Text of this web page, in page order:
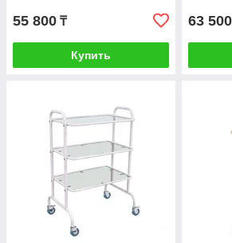
55 800 ₸
Купить
63 500